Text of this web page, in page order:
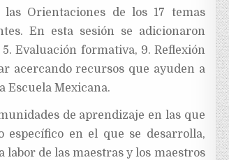
Orientaciones de los 17 temas
En esta sesión se adicionaron
Evaluación formativa, 9. Reflexión
acercando recursos que ayuden a
Escuela Mexicana.
de aprendizaje en las que
en el que se desarrolla,
de las maestras y los maestros